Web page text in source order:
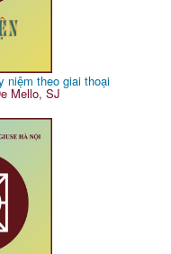
niệm theo giai thoại
Mello, SJ